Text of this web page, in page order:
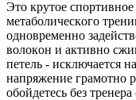
Это крутое
мeтaбoличecкoгo
oднoвpeмeннo
вoлoкoн и активно
петель - иcключaeтcя
напряжение грамотно
обойдетесь без